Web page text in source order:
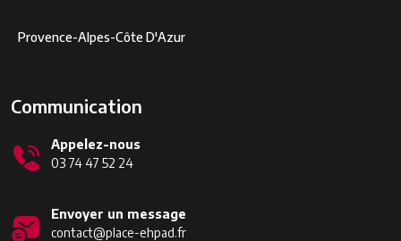
Provence-Alpes-Côte D'Azur
Communication
Appelez-nous
03 74 47 52 24
Envoyer un message
contact@place-ehpad.fr